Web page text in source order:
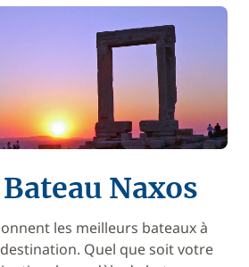
Naxos
les meilleurs bateaux à
Quel que soit votre